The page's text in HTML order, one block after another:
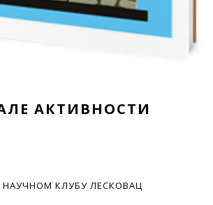
АКТИВНОСТИ
КЛУБУ ЛЕСКОВАЦ